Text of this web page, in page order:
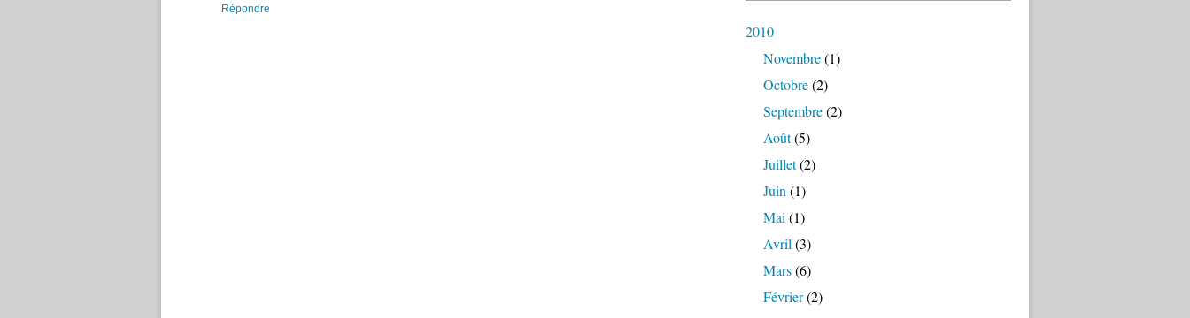
Répondre
2010
Novembre(1)
Octobre(2)
Septembre(2)
Août(5)
Juillet(2)
Juin (1)
Mai (1)
Avril (3)
Mars(6)
Février(2)